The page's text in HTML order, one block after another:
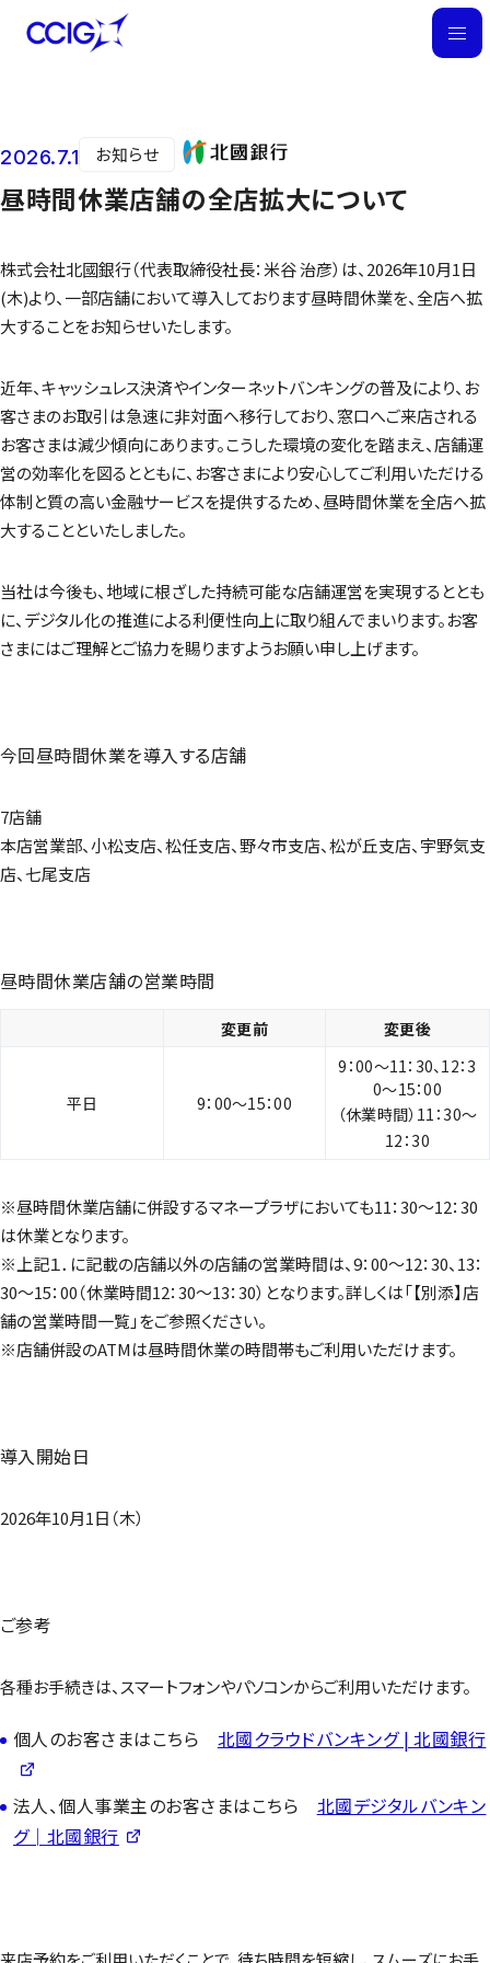
M
ニュース
2026.7.1 お知らせ
昼時間休業店舗の全店拡大について
株式会社北國銀行（代表取締役社長：米谷 治彦）は、2026年10月1日
(木)より、一部店舗において導入しております昼時間休業を、全店へ拡
大することをお知らせいたします。
近年、キャッシュレス決済やインターネットバンキングの普及により、お
客さまのお取引は急速に非対面へ移行しており、窓口へご来店される
お客さまは減少傾向にあります。こうした環境の変化を踏まえ、店舗運
営の効率化を図るとともに、お客さまにより安心してご利用いただける
体制と質の高い金融サービスを提供するため、昼時間休業を全店へ拡
大することといたしました。
当社は今後も、地域に根ざした持続可能な店舗運営を実現するととも
に、デジタル化の推進による利便性向上に取り組んでまいります。お客
さまにはご理解とご協力を賜りますようお願い申し上げます。
今回昼時間休業を導入する店舗
7店舗
本店営業部、小松支店、松任支店、野々市支店、松が丘支店、宇野気支
店、七尾支店
昼時間休業店舗の営業時間
変更前 変更後
平日 9：00～15：00
9：00～11：30、12：3
0～15：00
（休業時間）11：30～
12：30
※昼時間休業店舗に併設するマネープラザにおいても11：30～12：30
は休業となります。
※上記１．に記載の店舗以外の店舗の営業時間は、9：00～12：30、13：
30～15：00（休業時間12：30～13：30）となります。詳しくは「【別添】店
舗の営業時間一覧」をご参照ください。
※店舗併設のATMは昼時間休業の時間帯もご利用いただけます。
導入開始日
2026年10月1日（木）
ご参考
各種お手続きは、スマートフォンやパソコンからご利用いただけます。
個人のお客さまはこちら 北國クラウドバンキング | 北國銀行
法人、個人事業主のお客さまはこちら 北國デジタルバンキン
グ│北國銀行